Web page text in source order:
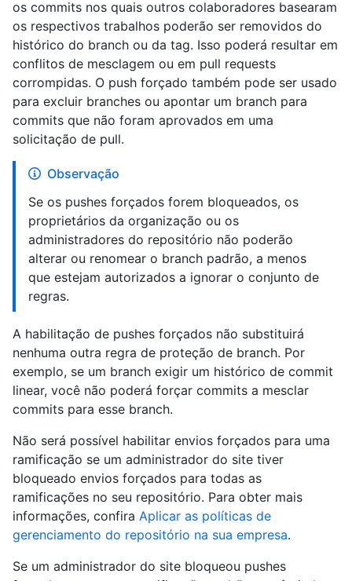
os commits nos quais outros colaboradores basearam
os respectivos trabalhos poderão ser removidos do
histórico do branch ou da tag. Isso poderá resultar em
conflitos de mesclagem ou em pull requests
corrompidas. O push forçado também pode ser usado
para excluir branches ou apontar um branch para
commits que não foram aprovados em uma
solicitação de pull.
Observação
Se os pushes forçados forem bloqueados, os
proprietários da organização ou os
administradores do repositório não poderão
alterar ou renomear o branch padrão, a menos
que estejam autorizados a ignorar o conjunto de
regras.
A habilitação de pushes forçados não substituirá
nenhuma outra regra de proteção de branch. Por
exemplo, se um branch exigir um histórico de commit
linear, você não poderá forçar commits a mesclar
commits para esse branch.
Não será possível habilitar envios forçados para uma
ramificação se um administrador do site tiver
bloqueado envios forçados para todas as
ramificações no seu repositório. Para obter mais
informações, confira Aplicar as políticas de
gerenciamento do repositório na sua empresa.
Se um administrador do site bloqueou pushes